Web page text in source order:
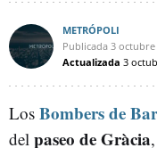
METRÓPOLI
Publicada 3 octubre
Actualizada 3
Los Bombers de
del paseo de Gràcia